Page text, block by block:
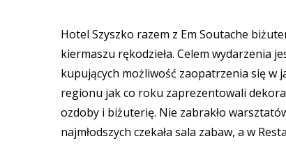
Hotel Szyszko razem z Em Soutache
kiermaszu rękodzieła. Celem wydarzenia
kupujących możliwość zaopatrzenia się w
regionu jak co roku zaprezentowali
ozdoby i biżuterię. Nie zabrakło
najmłodszych czekała sala zabaw, a w